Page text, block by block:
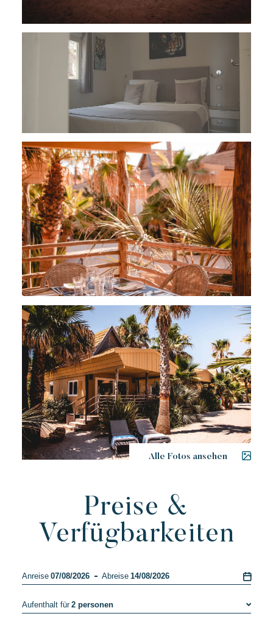
Alle Fotos ansehen
Preise &
Verfügbarkeiten
Anreise 07/08/2026 Abreise 14/08/2026
Aufenthalt für 2 personen